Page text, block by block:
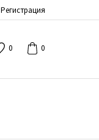
Регистрация
0 0